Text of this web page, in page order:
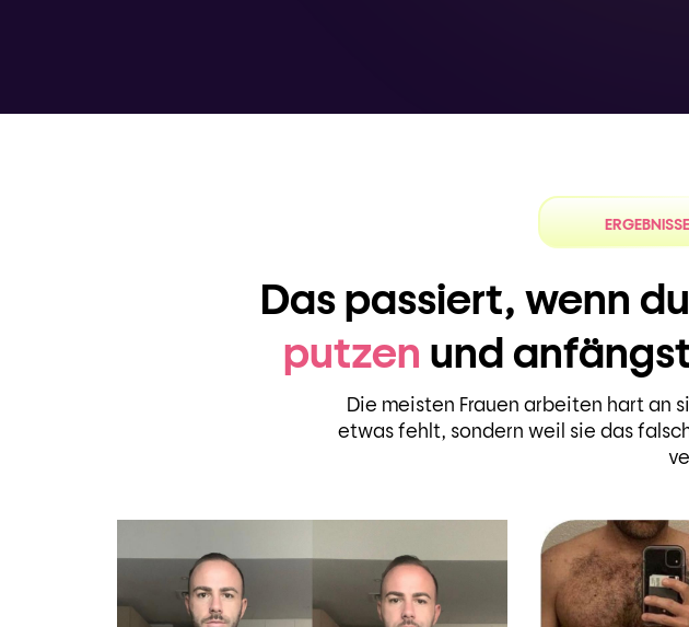
Das passiert, wenn
putzen und
Die meisten Frauen arbeiten hart an
etwas fehlt, sondern weil sie das